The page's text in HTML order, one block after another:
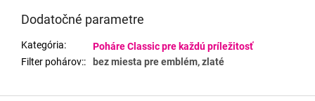
Dodatočné parametre
Kategória:
Poháre Classic pre každú príležitosť
Filter pohárov:: bez miesta pre emblém, zlaté